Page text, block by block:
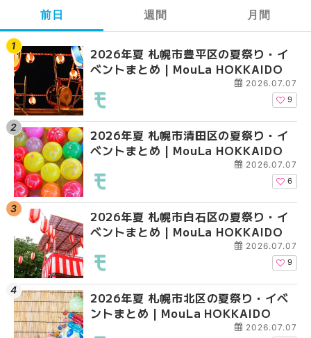
前日
2026年夏 札幌市豊平区の夏祭り・イ
ベントまとめ | MouLa HOKKAIDO
2026.07.07
9
2026年夏 札幌市清田区の夏祭り・イ
ベントまとめ | MouLa HOKKAIDO
2026.07.07
6
2026年夏 札幌市白石区の夏祭り・イ
ベントまとめ | MouLa HOKKAIDO
2026.07.07
9
2026年夏 札幌市北区の夏祭り・イベ
ントまとめ | MouLa HOKKAIDO
2026.07.07
週間
【2026年最新】札幌
ガーデン｜オープン日
大通公園から穴場テ
2026年夏 札幌市白石
ベントまとめ |
2026年夏 札幌市西区
ントまとめ | MouLa
2026年夏 札幌市豊平
ベントまとめ |
月間
【2026年最新】札幌
ガーデン｜オープン日
大通公園から穴場テ
2026年夏 札幌市北区
ントまとめ | MouLa
2026年夏 札幌市白石
ベントまとめ |
2026年夏 札幌市西区
ントまとめ | MouLa